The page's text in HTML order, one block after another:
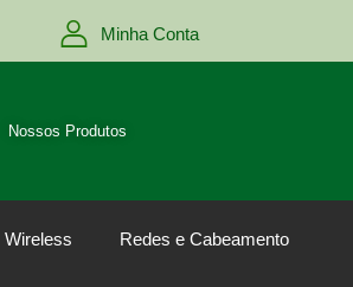
Minha Conta
Nossos Produtos
Wireless Redes e Cabeamento